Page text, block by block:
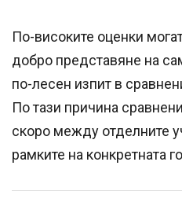
По-високите оценки
добро представяне на
по-лесен изпит в
По тази причина
скоро между отделните
рамките на конкретната